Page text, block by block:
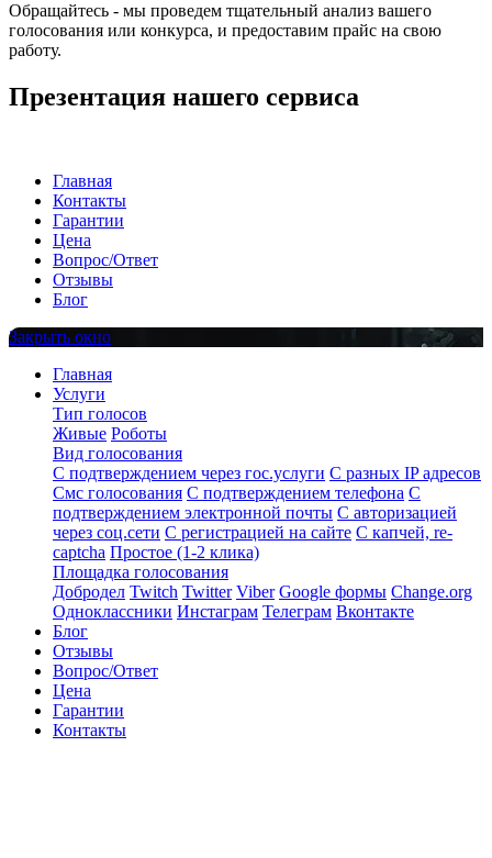
Обращайтесь - мы проведем тщательный анализ вашего
голосования или конкурса, и предоставим прайс на свою
работу.
Презентация нашего сервиса
Главная
Контакты
Гарантии
Цена
Вопрос/Ответ
Отзывы
Блог
Закрыть окно
Главная
Услуги
Тип голосов
Живые Роботы
Вид голосования
С подтверждением через гос.услуги С разных IP адресов
Смс голосования С подтверждением телефона С
подтверждением электронной почты С авторизацией
через соц.сети С регистрацией на сайте С капчей, re-
captcha Простое (1-2 клика)
Площадка голосования
Добродел Twitch Twitter Viber Google формы Change.org
Одноклассники Инстаграм Телеграм Вконтакте
Блог
Отзывы
Вопрос/Ответ
Цена
Гарантии
Контакты